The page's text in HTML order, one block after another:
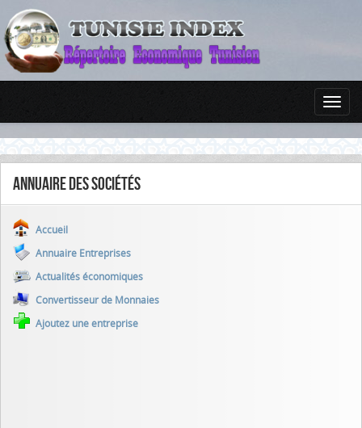
Annuaire des sociétés
Accueil
Annuaire Entreprises
Actualités économiques
Convertisseur de Monnaies
Ajoutez une entreprise